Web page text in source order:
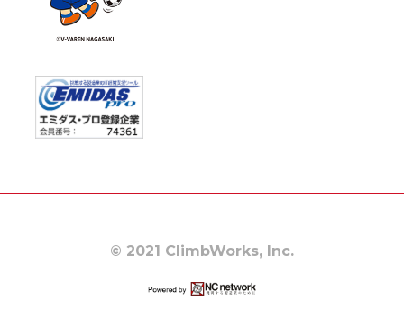
© 2021 ClimbWorks, Inc.